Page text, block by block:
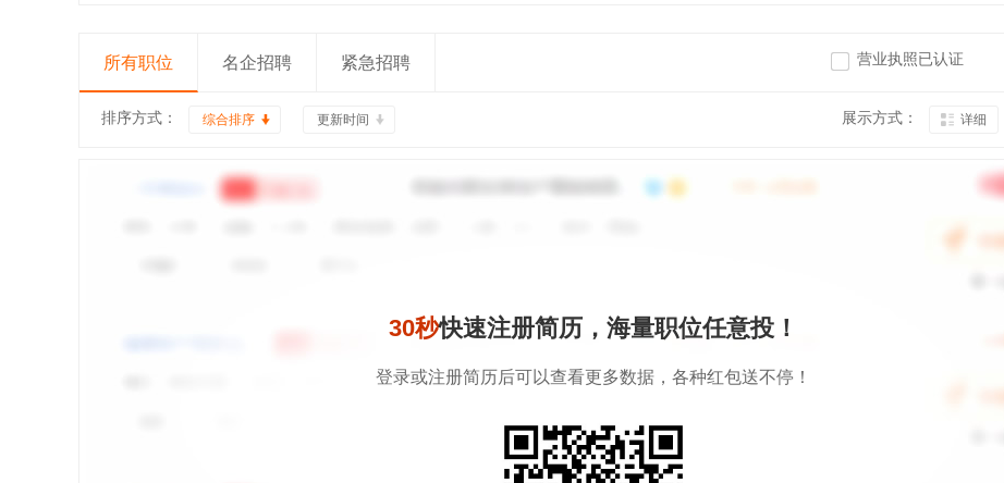
所有职位 名企招聘 紧急招聘 营业执照已认证
排序方式： 综合排序 更新时间 展示方式： 详细
30秒快速注册简历，海量职位任意投！
登录或注册简历后可以查看更多数据，各种红包送不停！